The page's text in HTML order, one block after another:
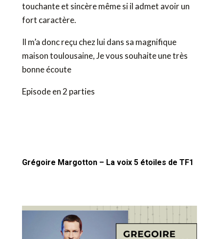
touchante et sincère même si il admet avoir un
fort caractère.
Il m’a donc reçu chez lui dans sa magnifique
maison toulousaine, Je vous souhaite une très
bonne écoute
Episode en 2 parties
Grégoire Margotton – La voix 5 étoiles de TF1